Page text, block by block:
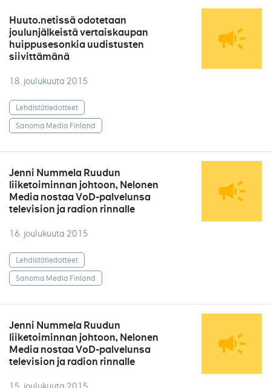
Huuto.netissä odotetaan
joulunjälkeistä vertaiskaupan
huippusesonkia uudistusten
siivittämänä
18. joulukuuta 2015
Lehdistötiedotteet
Sanoma Media Finland
Jenni Nummela Ruudun
liiketoiminnan johtoon, Nelonen
Media nostaa VoD-palvelunsa
television ja radion rinnalle
16. joulukuuta 2015
Lehdistötiedotteet
Sanoma Media Finland
Jenni Nummela Ruudun
liiketoiminnan johtoon, Nelonen
Media nostaa VoD-palvelunsa
television ja radion rinnalle